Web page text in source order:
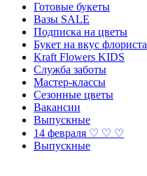
Готовые букеты
Вазы SALE
Подписка на цветы
Букет на вкус флориста
Kraft Flowers KIDS
Служба заботы
Мастер-классы
Сезонные цветы
Вакансии
Выпускные
14 февраля ♡ ♡ ♡
Выпускные